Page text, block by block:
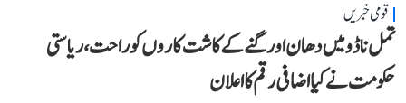
قومی خبریں
تمل ناڈو میں دھان اور گنے کے کاشت کاروں کو راحت، ریاستی
حکومت نے کیا اضافی رقم کا اعلان